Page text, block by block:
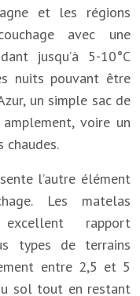
et les régions
avec une
jusqu’à 5-10°C
nuits pouvant être
un simple sac de
voire un
chaudes.
l’autre élément
Les matelas
rapport
types de terrains
entre 2,5 et 5
sol tout en restant